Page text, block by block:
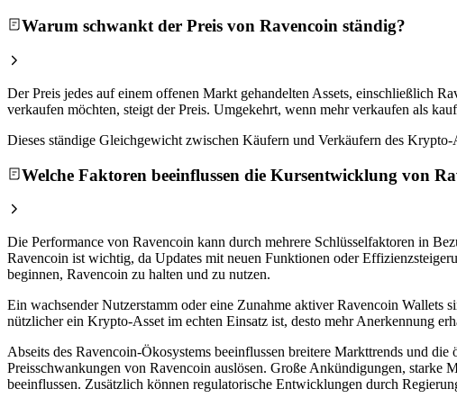
Warum schwankt der Preis von Ravencoin ständig?
Der Preis jedes auf einem offenen Markt gehandelten Assets, einschließlich
verkaufen möchten, steigt der Preis. Umgekehrt, wenn mehr verkaufen als
Dieses ständige Gleichgewicht zwischen Käufern und Verkäufern des
Welche Faktoren beeinflussen die Kursentwicklung von
Die Performance von Ravencoin kann durch mehrere Schlüsselfaktoren in
Ravencoin ist wichtig, da Updates mit neuen Funktionen oder
beginnen, Ravencoin zu halten und zu nutzen.
Ein wachsender Nutzerstamm oder eine Zunahme aktiver Ravencoin
nützlicher ein Krypto-Asset im echten Einsatz ist, desto mehr Anerkennung
Abseits des Ravencoin-Ökosystems beeinflussen breitere Markttrends und
Preisschwankungen von Ravencoin auslösen. Große Ankündigungen,
beeinflussen. Zusätzlich können regulatorische Entwicklungen durch